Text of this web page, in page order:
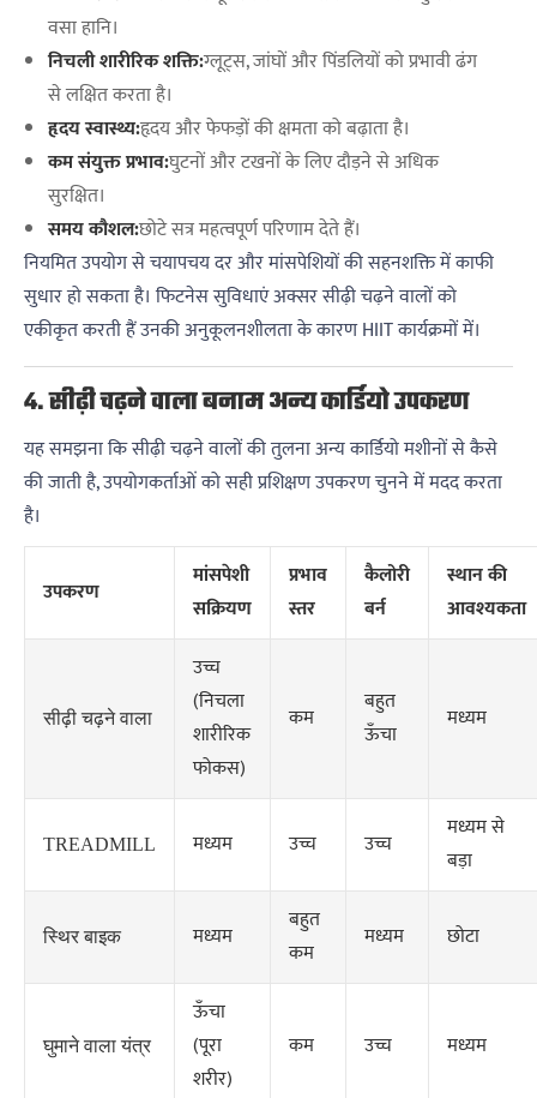
वसा हानि।
निचली शारीरिक शक्ति:ग्लूट्स, जांघों और पिंडलियों को प्रभावी ढंग
से लक्षित करता है।
हृदय स्वास्थ्य:हृदय और फेफड़ों की क्षमता को बढ़ाता है।
कम संयुक्त प्रभाव:घुटनों और टखनों के लिए दौड़ने से अधिक
सुरक्षित।
समय कौशल:छोटे सत्र महत्वपूर्ण परिणाम देते हैं।
नियमित उपयोग से चयापचय दर और मांसपेशियों की सहनशक्ति में काफी
सुधार हो सकता है। फिटनेस सुविधाएं अक्सर सीढ़ी चढ़ने वालों को
एकीकृत करती हैं उनकी अनुकूलनशीलता के कारण HIIT कार्यक्रमों में।
4. सीढ़ी चढ़ने वाला बनाम अन्य कार्डियो उपकरण
यह समझना कि सीढ़ी चढ़ने वालों की तुलना अन्य कार्डियो मशीनों से कैसे
की जाती है, उपयोगकर्ताओं को सही प्रशिक्षण उपकरण चुनने में मदद करता
है।
उपकरण
मांसपेशी
सक्रियण
प्रभाव
स्तर
कैलोरी
बर्न
स्थान की
आवश्यकता
सीढ़ी चढ़ने वाला
उच्च
(निचला
शारीरिक
फोकस)
कम
बहुत
ऊँचा
मध्यम
TREADMILL मध्यम उच्च उच्च
मध्यम से
बड़ा
स्थिर बाइक मध्यम
बहुत
कम
मध्यम छोटा
घुमाने वाला यंत्र
ऊँचा
(पूरा
शरीर)
कम उच्च मध्यम